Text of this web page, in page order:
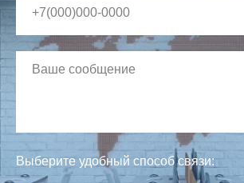
Выберите удобный способ связи: